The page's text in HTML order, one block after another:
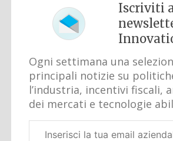
Iscriviti
Ogni settimana una
principali notizie su
l’industria, incentivi fiscali,
dei mercati e tecnologie